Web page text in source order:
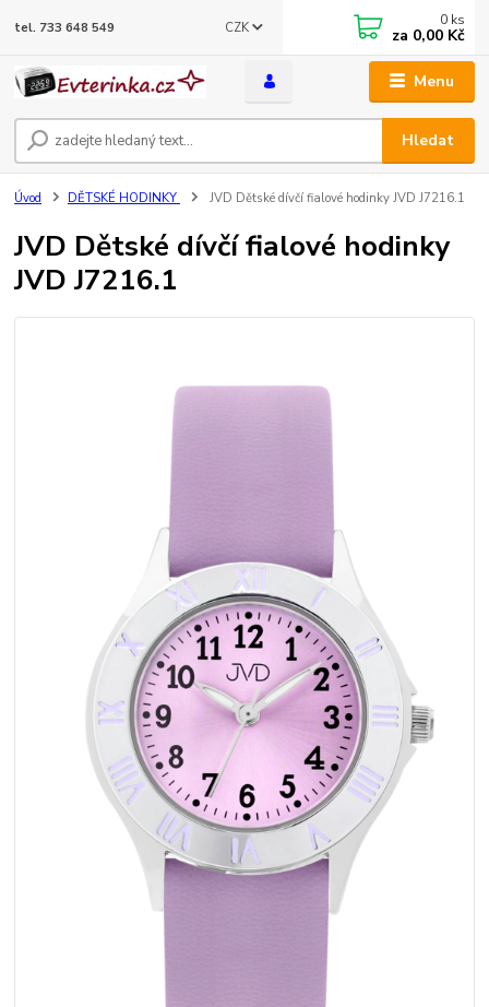
Menu
CZK
Hledat
tel. 733 648 549 0 ks
za 0,00 Kč
Úvod DĚTSKÉ HODINKY JVD Dětské dívčí fialové hodinky JVD J7216.1
JVD Dětské dívčí fialové hodinky
JVD J7216.1